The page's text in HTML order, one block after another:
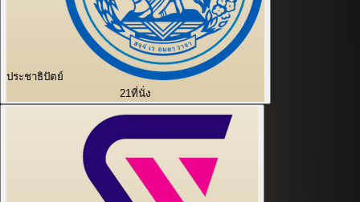
ประชาธิปัตย์
21ที่นั่ง